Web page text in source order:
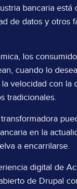
bancaria
de datos y otros
los
cuando lo
velocidad con la
tradicionales.
en la
a encarrilarse.
digital de
de Drupal